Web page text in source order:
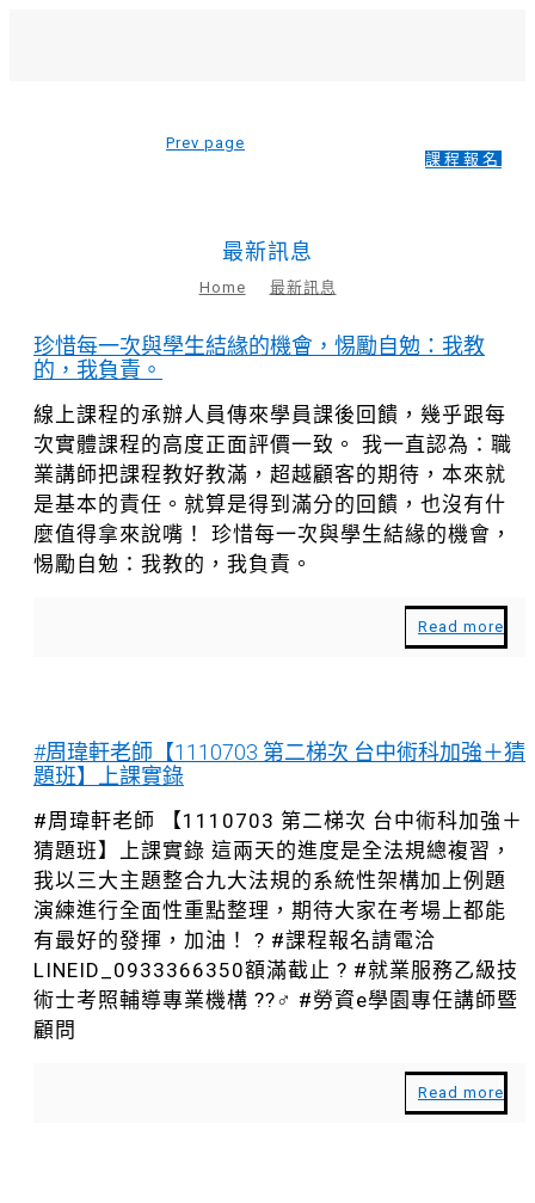
課程報名
最新訊息
Home 最新訊息
珍惜每一次與學生結緣的機會，惕勵自勉：我教
的，我負責。
線上課程的承辦人員傳來學員課後回饋，幾乎跟每
次實體課程的高度正面評價一致。 我一直認為：職
業講師把課程教好教滿，超越顧客的期待，本來就
是基本的責任。就算是得到滿分的回饋，也沒有什
麼值得拿來說嘴！ 珍惜每一次與學生結緣的機會，
惕勵自勉：我教的，我負責。
Read more
#周瑋軒老師【1110703 第二梯次 台中術科加強＋猜
題班】上課實錄
#周瑋軒老師 【1110703 第二梯次 台中術科加強＋
猜題班】上課實錄 這兩天的進度是全法規總複習，
我以三大主題整合九大法規的系統性架構加上例題
演練進行全面性重點整理，期待大家在考場上都能
有最好的發揮，加油！ ? #課程報名請電洽
LINEID_0933366350額滿截止 ? #就業服務乙級技
術士考照輔導專業機構 ??‍♂️ #勞資e學園專任講師暨
顧問
Read more
Prev page